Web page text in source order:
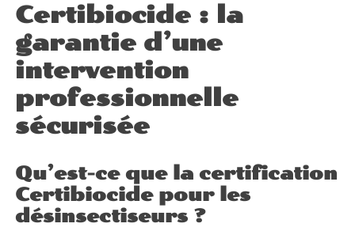
Certibiocide : la
garantie d’une
intervention
professionnelle
sécurisée
Qu’est-ce que la certification
Certibiocide pour les
désinsectiseurs ?